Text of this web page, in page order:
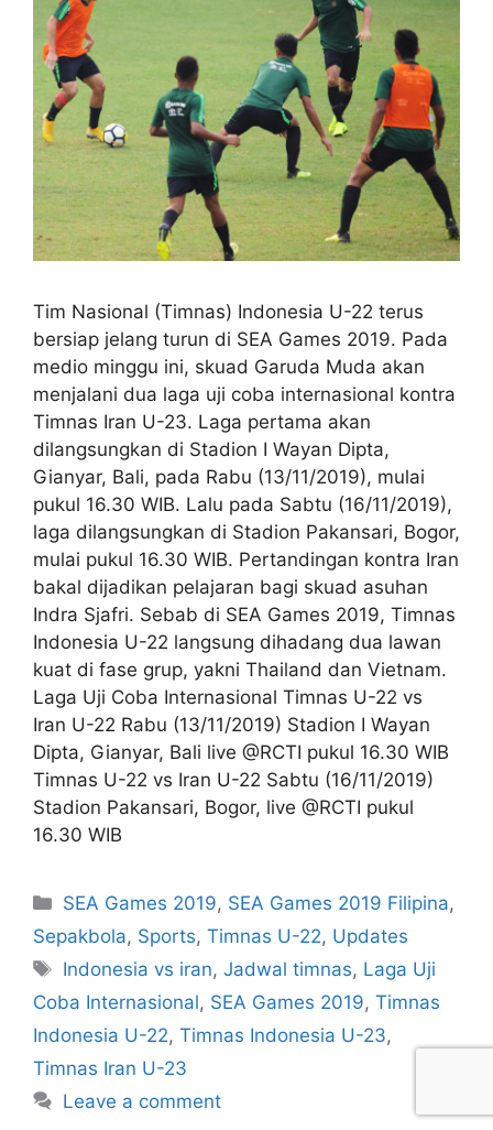
Tim Nasional (Timnas) Indonesia U-22 terus
bersiap jelang turun di SEA Games 2019. Pada
medio minggu ini, skuad Garuda Muda akan
menjalani dua laga uji coba internasional kontra
Timnas Iran U-23. Laga pertama akan
dilangsungkan di Stadion I Wayan Dipta,
Gianyar, Bali, pada Rabu (13/11/2019), mulai
pukul 16.30 WIB. Lalu pada Sabtu (16/11/2019),
laga dilangsungkan di Stadion Pakansari, Bogor,
mulai pukul 16.30 WIB. Pertandingan kontra Iran
bakal dijadikan pelajaran bagi skuad asuhan
Indra Sjafri. Sebab di SEA Games 2019, Timnas
Indonesia U-22 langsung dihadang dua lawan
kuat di fase grup, yakni Thailand dan Vietnam.
Laga Uji Coba Internasional Timnas U-22 vs
Iran U-22 Rabu (13/11/2019) Stadion I Wayan
Dipta, Gianyar, Bali live @RCTI pukul 16.30 WIB
Timnas U-22 vs Iran U-22 Sabtu (16/11/2019)
Stadion Pakansari, Bogor, live @RCTI pukul
16.30 WIB
SEA Games 2019, SEA Games 2019 Filipina,
Sepakbola, Sports, Timnas U-22, Updates
Indonesia vs iran,Jadwal timnas, Laga Uji
Coba Internasional, SEA Games 2019, Timnas
Indonesia U-22, Timnas Indonesia U-23,
Timnas Iran U-23
Leave a comment